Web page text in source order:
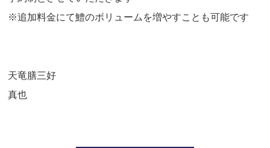
※追加料金にて鱧のボリュームを増やすことも可能です
天竜膳三好
真也